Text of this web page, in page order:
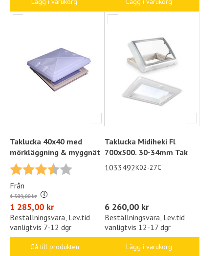
Taklucka 40x40 med
mörkläggning & myggnät
Betyg: 3.5 utav 5 stjärnor
Från
1 389,00 kr i
1 285,00 kr
Beställningsvara, Lev.tid
vanligtvis 7-12 dgr
Gå till produkten
Taklucka Midiheki Fl
700x500. 30-34mm Tak
1033492K02-27C
6 260,00 kr
Beställningsvara, Lev.tid
vanligtvis 12-17 dgr
Lägg i varukorg